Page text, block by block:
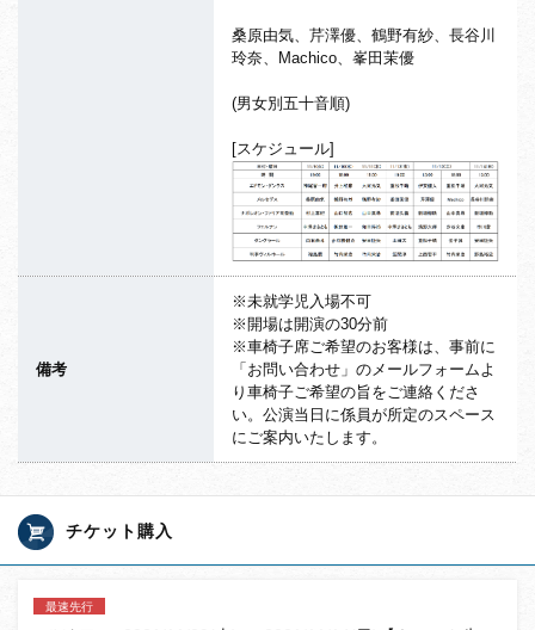
桑原由気、芹澤優、鶴野有紗、長谷川
玲奈、Machico、峯田茉優
(男女別五十音順)
[スケジュール]
備考
※未就学児入場不可
※開場は開演の30分前
※車椅子席ご希望のお客様は、事前に
「お問い合わせ」のメールフォームよ
り車椅子ご希望の旨をご連絡くださ
い。公演当日に係員が所定のスペース
にご案内いたします。
チケット購入
最速先行